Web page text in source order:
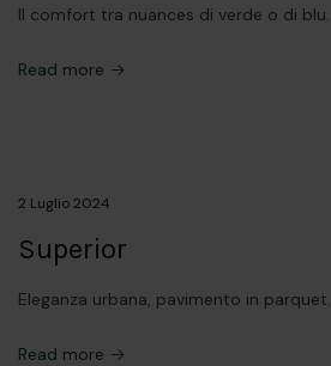
Il comfort tra nuances di verde o di blu.
Read more
2 Luglio 2024
Superior
Eleganza urbana, pavimento in parquet.
Read more